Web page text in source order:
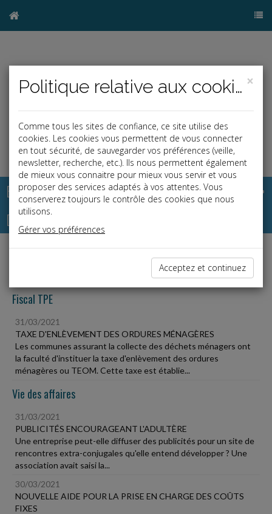
Base documentaire
Dépêches
Liste des dernières dépêches
Fiscal TPE
31/03/2021
TAXE D'ENLÈVEMENT DES ORDURES MÉNAGÈRES
Les communes assurant la collecte des déchets ménagers ont
la faculté d'instituer la taxe d'enlèvement des ordures
ménagères ou TEOM. Cette taxe est établie...
Vie des affaires
31/03/2021
PUBLICITÉS ENCOURAGEANT L'ADULTÈRE
Une entreprise peut-elle diffuser des publicités pour un site de
rencontres extra-conjugales qu'elle entend développer ? Une
association avait saisi la...
30/03/2021
NOUVELLE AIDE POUR LA PRISE EN CHARGE DES COÛTS
FIXES
×
Politique relative aux cookies
Comme tous les sites de confiance, ce site utilise des
cookies. Les cookies vous permettent de vous connecter
en tout sécurité, de sauvegarder vos préférences (veille,
newsletter, recherche, etc.). Ils nous permettent également
de mieux vous connaitre pour mieux vous servir et vous
proposer des services adaptés à vos attentes. Vous
conserverez toujours le contrôle des cookies que nous
utilisons.
Gérer vos préférences
Acceptez et continuez